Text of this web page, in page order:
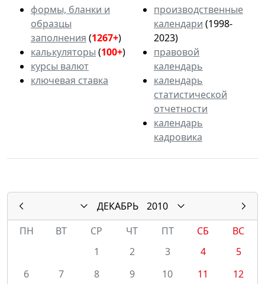
формы, бланки и
образцы
заполнения (1267+)
калькуляторы (100+)
курсы валют
ключевая ставка
производственные
календари (1998-
2023)
правовой
календарь
календарь
статистической
отчетности
календарь
кадровика
ДЕКАБРЬ
2010
ПН
ВТ СР ЧТ ПТ СБ
ВС
1
2 3 4
5
6
7 8 9 10 11
12